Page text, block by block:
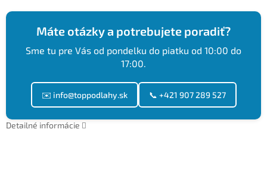
Máte otázky a potrebujete poradiť?
Sme tu pre Vás od pondelku do piatku od 10:00 do
17:00.
✉️ info@toppodlahy.sk 📞 +421 907 289 527
Detailné informácie